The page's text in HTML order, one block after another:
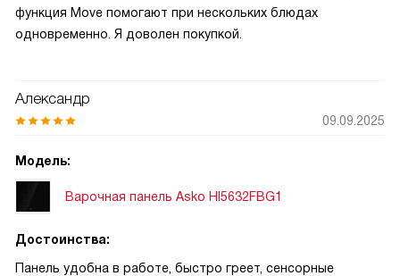
функция Move помогают при нескольких блюдах
одновременно. Я доволен покупкой.
Александр
09.09.2025
Модель:
Варочная панель Asko HI5632FBG1
Достоинства:
Панель удобна в работе, быстро греет, сенсорные